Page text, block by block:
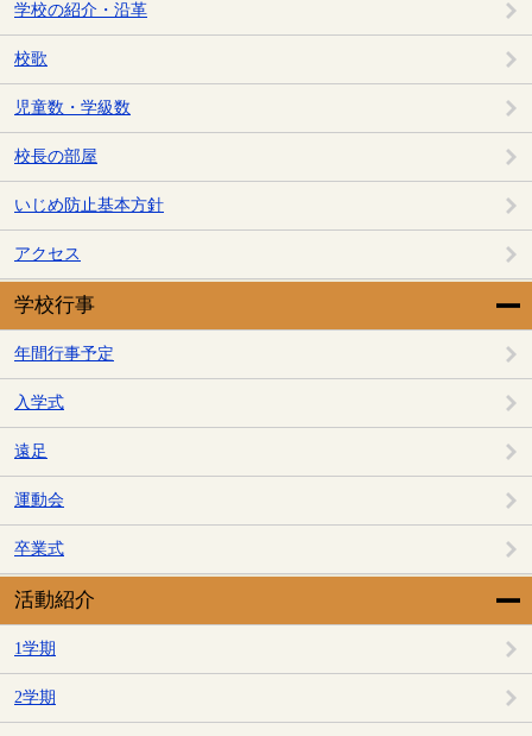
学校の紹介・沿革
校歌
児童数・学級数
校長の部屋
いじめ防止基本方針
アクセス
学校行事
年間行事予定
入学式
遠足
運動会
卒業式
活動紹介
1学期
2学期